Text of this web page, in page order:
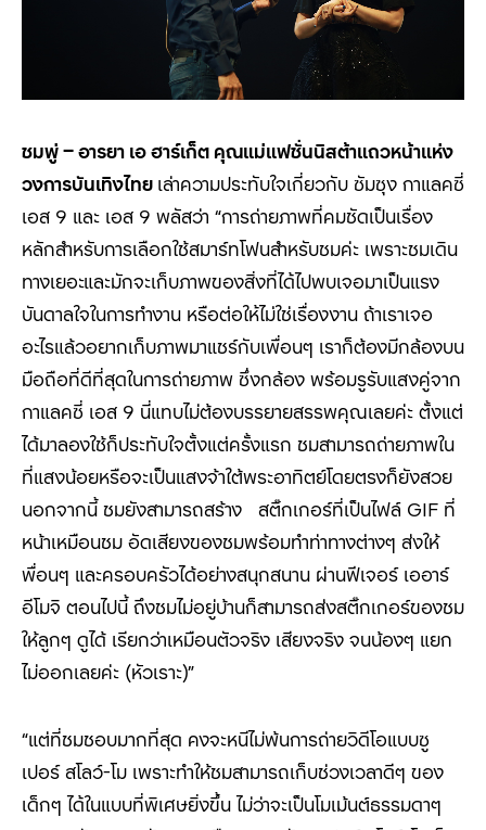
ชมพู่–อารยา เอ ฮาร์เก็ต คุณแม่แฟชั่นนิสต้าแถวหน้าแห่ง
วงการบันเทิงไทย เล่าความประทับใจเกี่ยวกับ ซัมซุง กาแลคซี่
เอส 9 และ เอส 9 พลัสว่า “การถ่ายภาพที่คมชัดเป็นเรื่อง
หลักสำหรับการเลือกใช้สมาร์ทโฟนสำหรับชมค่ะ เพราะชมเดิน
ทางเยอะและมักจะเก็บภาพของสิ่งที่ได้ไปพบเจอมาเป็นแรง
บันดาลใจในการทำงาน หรือต่อให้ไม่ใช่เรื่องงาน ถ้าเราเจอ
อะไรแล้วอยากเก็บภาพมาแชร์กับเพื่อนๆ เราก็ต้องมีกล้องบน
มือถือที่ดีที่สุดในการถ่ายภาพ ซึ่งกล้อง พร้อมรูรับแสงคู่จาก
กาแลคซี่ เอส 9 นี่แทบไม่ต้องบรรยายสรรพคุณเลยค่ะ ตั้งแต่
ได้มาลองใช้ก็ประทับใจตั้งแต่ครั้งแรก ชมสามารถถ่ายภาพใน
ที่แสงน้อยหรือจะเป็นแสงจ้าใต้พระอาทิตย์โดยตรงก็ยังสวย
นอกจากนี้ ชมยังสามารถสร้าง สติ๊กเกอร์ที่เป็นไฟล์ GIF ที่
หน้าเหมือนชม อัดเสียงของชมพร้อมทำท่าทางต่างๆ ส่งให้
พื่อนๆ และครอบครัวได้อย่างสนุกสนาน ผ่านฟีเจอร์ เออาร์
อีโมจิ ตอนไปนี้ ถึงชมไม่อยู่บ้านก็สามารถส่งสติ๊กเกอร์ของชม
ให้ลูกๆ ดูได้ เรียกว่าเหมือนตัวจริง เสียงจริง จนน้องๆ แยก
ไม่ออกเลยค่ะ (หัวเราะ)”
“แต่ที่ชมชอบมากที่สุด คงจะหนีไม่พ้นการถ่ายวิดีโอแบบซู
เปอร์ สโลว์-โม เพราะทำให้ชมสามารถเก็บช่วงเวลาดีๆ ของ
เด็กๆ ได้ในแบบที่พิเศษยิ่งขึ้น ไม่ว่าจะเป็นโมเม้นต์ธรรมดาๆ